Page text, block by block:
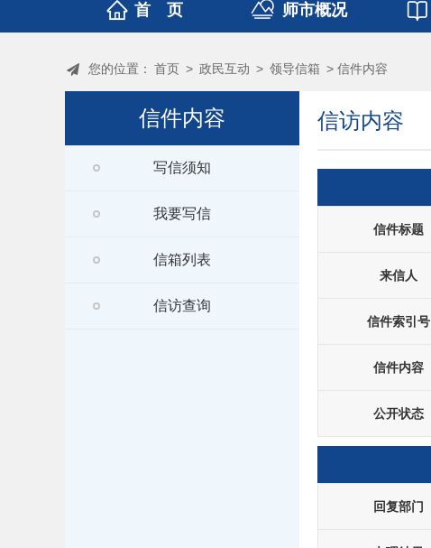
首 页 师市概况
您的位置： 首页 > 政民互动 > 领导信箱 > 信件内容
信件内容
写信须知
我要写信
信箱列表
信访查询
信访内容
信件标题
来信人
信件索引号
信件内容
公开状态
回复部门